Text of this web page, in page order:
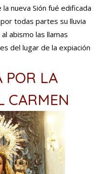
nueva Sión fué edificada
todas partes su lluvia
abismo las llamas
del lugar de la expiación
POR LA
CARMEN